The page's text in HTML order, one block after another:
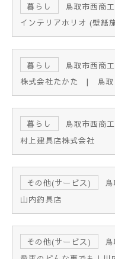
暮らし
鳥取市西商
インテリアホリオ (壁紙
暮らし
鳥取市西商
株式会社たかた | 鳥
暮らし
鳥取市西商
村上建具店株式会社
その他(サービス)
山内釣具店
その他(サービス)